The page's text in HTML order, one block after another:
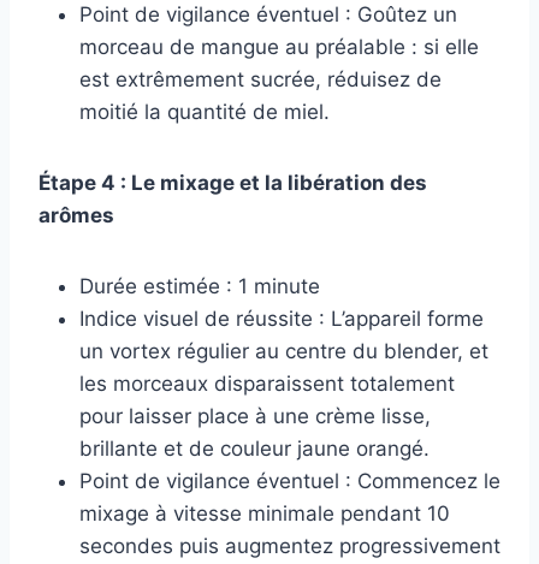
Point de vigilance éventuel : Goûtez un
morceau de mangue au préalable : si elle
est extrêmement sucrée, réduisez de
moitié la quantité de miel.
Étape 4 : Le mixage et la libération des
arômes
Durée estimée : 1 minute
Indice visuel de réussite : L’appareil forme
un vortex régulier au centre du blender, et
les morceaux disparaissent totalement
pour laisser place à une crème lisse,
brillante et de couleur jaune orangé.
Point de vigilance éventuel : Commencez le
mixage à vitesse minimale pendant 10
secondes puis augmentez progressivement